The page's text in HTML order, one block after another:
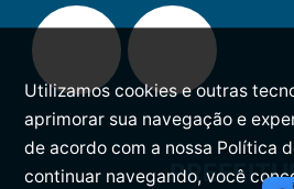
Utilizamos cookies e outras
aprimorar sua navegação e
de acordo com a nossa Política
continuar navegando, você